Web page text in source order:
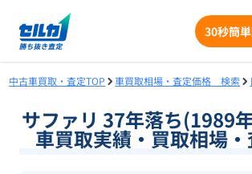
30秒簡
中古車買取・査定TOP 車買取相場・査定価格 検索
サファリ 37年落ち(1989
車買取実績・買取相場